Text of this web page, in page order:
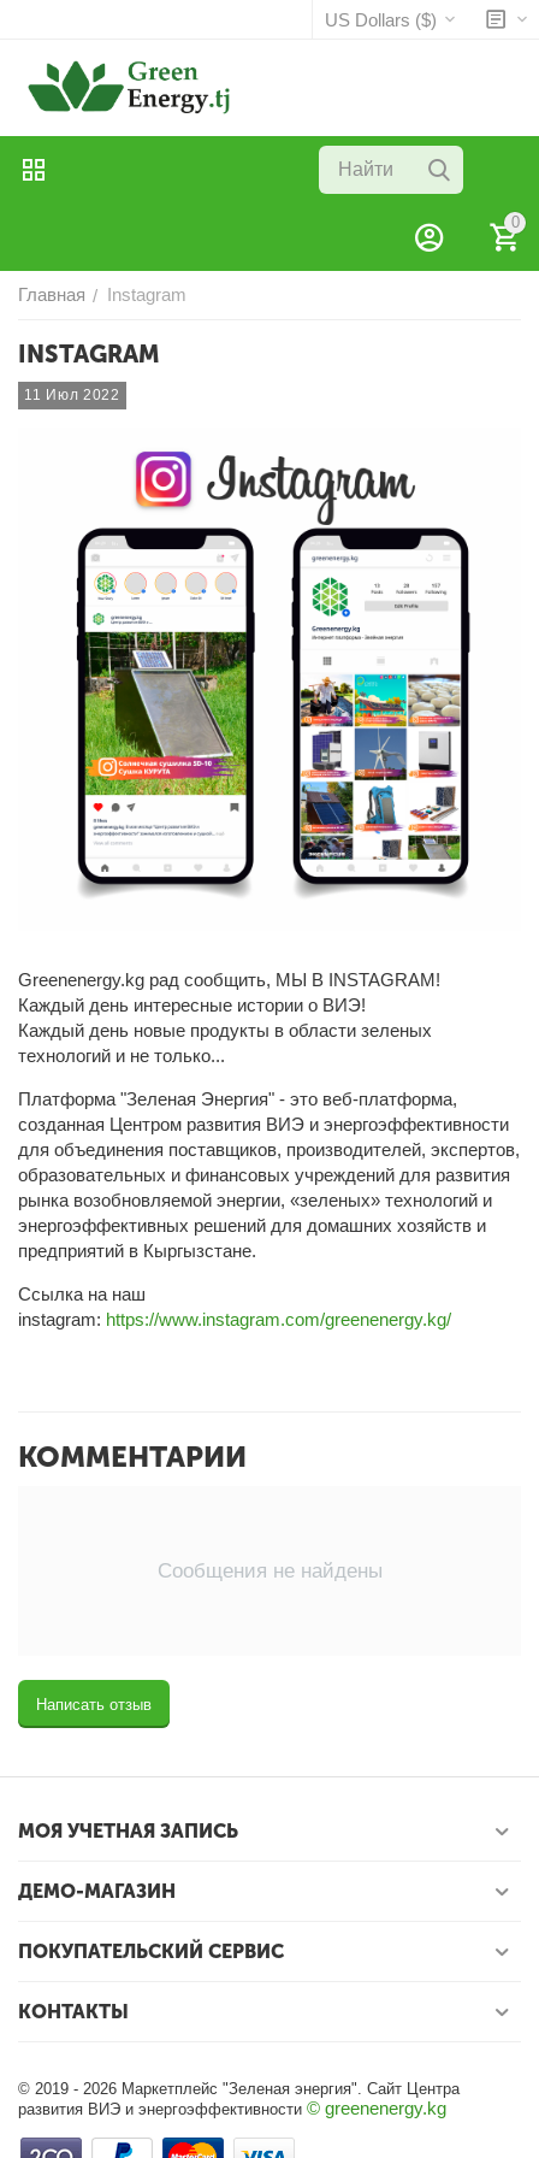
US Dollars ($)
0
Главная / Instagram
INSTAGRAM
11 Июл 2022
Greenenergy.kg рад сообщить, МЫ В INSTAGRAM!
Каждый день интересные истории о ВИЭ!
Каждый день новые продукты в области зеленых
технологий и не только...
Платформа "Зеленая Энергия" - это веб-платформа,
созданная Центром развития ВИЭ и энергоэффективности
для объединения поставщиков, производителей, экспертов,
образовательных и финансовых учреждений для развития
рынка возобновляемой энергии, «зеленых» технологий и
энергоэффективных решений для домашних хозяйств и
предприятий в Кыргызстане.
Ссылка на наш
instagram: https://www.instagram.com/greenenergy.kg/
КОММЕНТАРИИ
Сообщения не найдены
Написать отзыв
МОЯ УЧЕТНАЯ ЗАПИСЬ
ДЕМО-МАГАЗИН
ПОКУПАТЕЛЬСКИЙ СЕРВИС
КОНТАКТЫ
© 2019 - 2026 Маркетплейс "Зеленая энергия". Сайт Центра
развития ВИЭ и энергоэффективности © greenenergy.kg